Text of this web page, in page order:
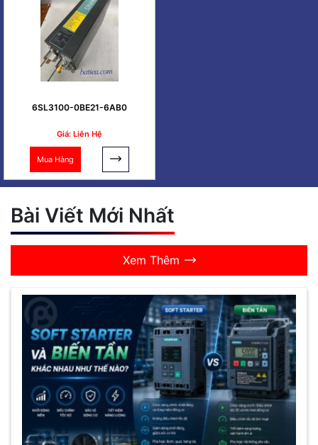
6SL3100-0BE21-6AB0
Giá: Liên Hệ
Mua Hàng
Bài Viết Mới Nhất
Xem Thêm